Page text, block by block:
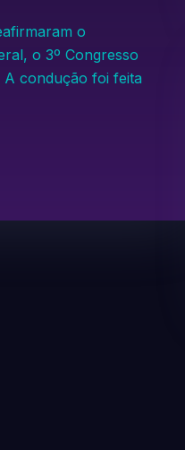
o
o 3º Congresso
A condução foi feita